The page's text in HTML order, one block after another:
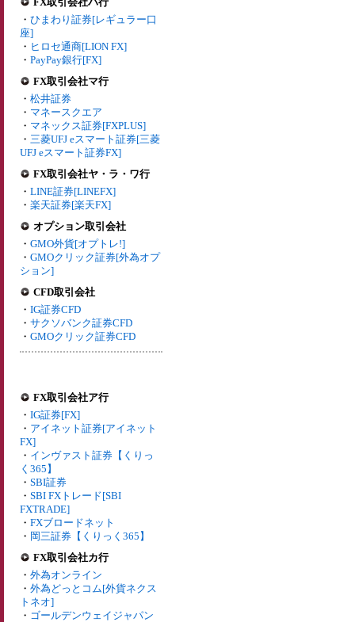
・ ひまわり証券[レギュラー口
座]
・ ヒロセ通商[LION FX]
・ PayPay銀行[FX]
FX取引会社マ行
・ 松井証券
・ マネースクエア
・ マネックス証券[FXPLUS]
・ 三菱UFJ eスマート証券[三菱
UFJ eスマート証券FX]
FX取引会社ヤ・ラ・ワ行
・ LINE証券[LINEFX]
・ 楽天証券[楽天FX]
オプション取引会社
・ GMO外貨[オプトレ!]
・ GMOクリック証券[外為オプ
ション]
CFD取引会社
・ IG証券CFD
・ サクソバンク証券CFD
・ GMOクリック証券CFD
FX取引会社ア行
・ IG証券[FX]
・ アイネット証券[アイネット
FX]
・ インヴァスト証券【くりっ
く365】
・ SBI証券
・ SBI FXトレード[SBI
FXTRADE]
・ FXブロードネット
・ 岡三証券【くりっく365】
FX取引会社カ行
・ 外為オンライン
・ 外為どっとコム[外貨ネクス
トネオ]
・ ゴールデンウェイジャパン